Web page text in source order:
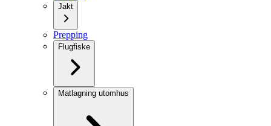
Jakt
Prepping
Flugfiske
Matlagning utomhus